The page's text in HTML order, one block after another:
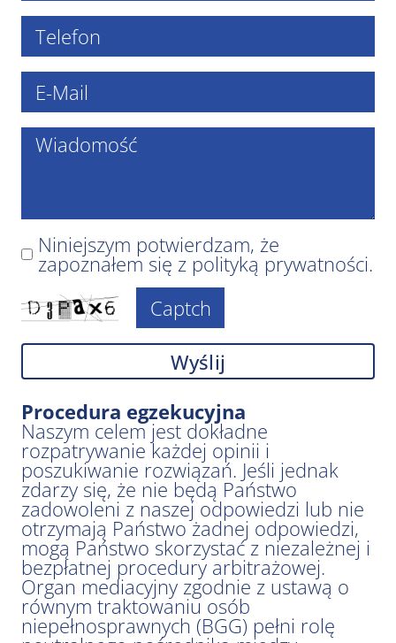
Niniejszym potwierdzam, że
zapoznałem się z polityką prywatności.
Wyślij
Procedura egzekucyjna
Naszym celem jest dokładne
rozpatrywanie każdej opinii i
poszukiwanie rozwiązań. Jeśli jednak
zdarzy się, że nie będą Państwo
zadowoleni z naszej odpowiedzi lub nie
otrzymają Państwo żadnej odpowiedzi,
mogą Państwo skorzystać z niezależnej i
bezpłatnej procedury arbitrażowej.
Organ mediacyjny zgodnie z ustawą o
równym traktowaniu osób
niepełnosprawnych (BGG) pełni rolę